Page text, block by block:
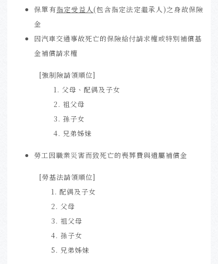
保單有指定受益人(包含指定法定繼承人)之身故保險
金
因汽車交通事故死亡的保險給付請求權或特別補償基
金補償請求權
[強制險請領順位]
1. 父母、配偶及子女
2. 祖父母
3. 孫子女
4. 兄弟姊妹
勞工因職業災害而致死亡的喪葬費與遺屬補償金
[勞基法請領順位]
1. 配偶及子女
2. 父母
3. 祖父母
4. 孫子女
5. 兄弟姊妹